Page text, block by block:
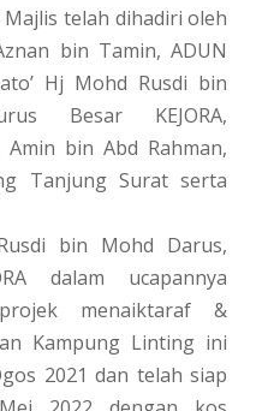
telah dihadiri oleh
bin Tamin, ADUN
Hj Mohd Rusdi bin
Besar KEJORA,
Amin bin Abd Rahman,
Tanjung Surat serta
bin Mohd Darus,
dalam ucapannya
menaiktaraf &
Kampung Linting ini
2021 dan telah siap